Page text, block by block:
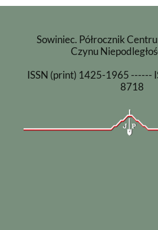
Sowiniec. Półrocznik
Czynu
ISSN (print) 1425-1965 ------
8718